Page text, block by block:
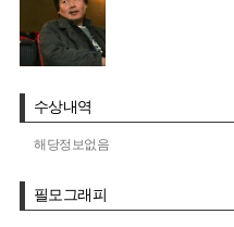
수상내역
해당정보없음
필모그래피